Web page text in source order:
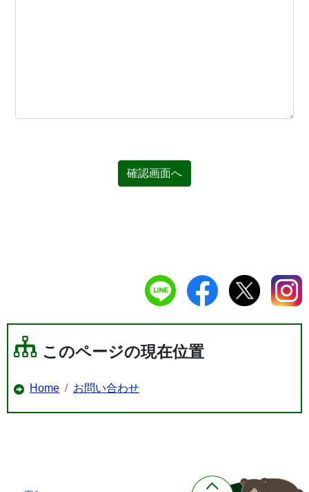
確認画面へ
このページの現在位置
Home お問い合わせ